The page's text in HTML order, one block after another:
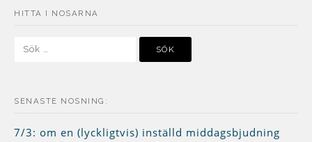
HITTA I NOSARNA
SENASTE NOSNING:
7/3: om en (lyckligtvis) inställd middagsbjudning